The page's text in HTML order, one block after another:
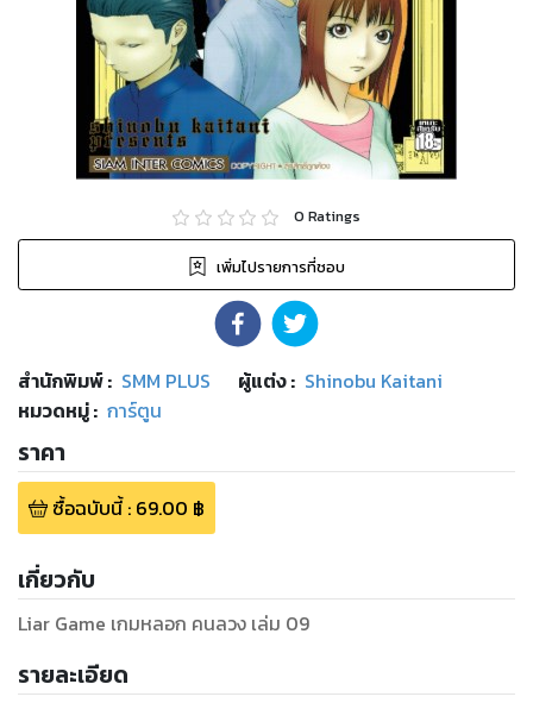
0 Ratings
เพิ่มไปรายการที่ชอบ
สำนักพิมพ์: SMM PLUS ผู้แต่ง : Shinobu Kaitani
หมวดหมู่: การ์ตูน
ราคา
ซื้อฉบับนี้: 69.00 ฿
เกี่ยวกับ
Liar Game เกมหลอก คนลวง เล่ม 09
รายละเอียด